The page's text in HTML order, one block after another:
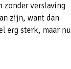
zonder verslaving
zijn, want dan
erg sterk, maar nu